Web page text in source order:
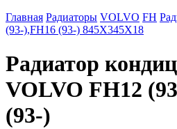
Главная Радиаторы VOLVO FH
(93-),FH16 (93-) 845X345X18
Радиатор
VOLVO FH12
(93-)